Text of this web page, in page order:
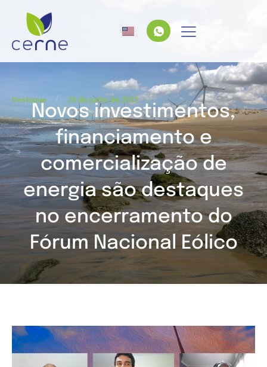
Destaque / 29 de junho de 2022
Novos investimentos,
financiamento e
comercialização de
energia são destaques
no encerramento do
Fórum Nacional Eólico